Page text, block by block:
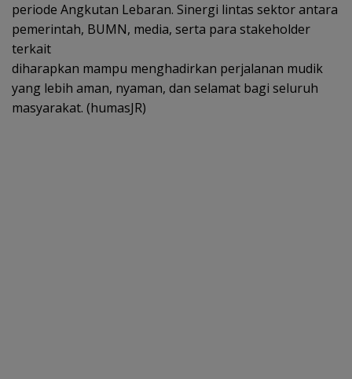
periode Angkutan Lebaran. Sinergi lintas sektor antara
pemerintah, BUMN, media, serta para stakeholder
terkait
diharapkan mampu menghadirkan perjalanan mudik
yang lebih aman, nyaman, dan selamat bagi seluruh
masyarakat. (humasJR)